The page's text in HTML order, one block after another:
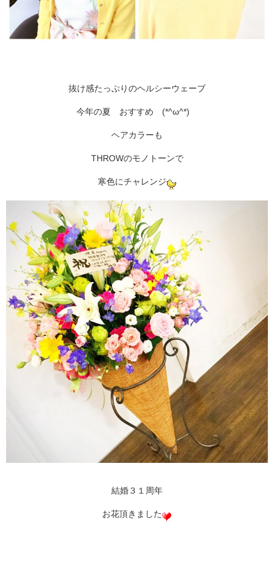
抜け感たっぷりのヘルシーウェーブ
今年の夏 おすすめ (*^ω^*)
ヘアカラーも
THROWのモノトーンで
寒色にチャレンジ
結婚３１周年
お花頂きました